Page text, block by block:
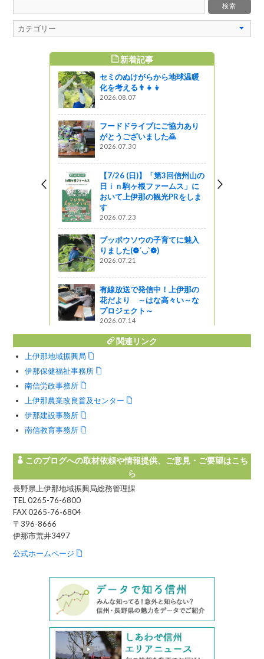
新着記事
セミのぬけがらから地球温暖
化を考える👨‍👧‍👦
2026.08.07
フードドライブにご協力あり
がとうございました🙇
2026.07.30
【7/26 (日)】「第3回信州山の
日ｉｎ駒ヶ根ファームス」に
おいて上伊那の観光PRをしま
す
2026.07.23
ブッポウソウの子育てに魅入
りました(❁´◡`❁)
2026.07.21
有線放送で発信中！上伊那の
花だより ～はな高々い～な
プロジェクト～
2026.07.14
関連リンク
上伊那地域振興局
伊那保健福祉事務所
南信労政事務所
上伊那農業改良普及センター
伊那建設事務所
南信教育事務所
このブログへの取材依頼や情報提供、ご意見・ご要望はこち
ら
長野県上伊那地域振興局総務管理課
TEL 0265-76-6800
FAX 0265-76-6804
〒396-8666
伊那市荒井3497
公式ホームページ